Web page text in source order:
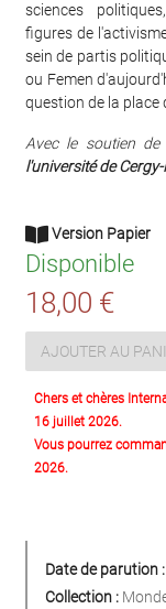
sciences
figures de
sein de partis
ou Femen
question de la place
Avec le soutien de
l'université de
Version Papier
Disponible
18,00 €
AJOUTER AU
Chers et chères
16 juillet 2026.
Vous pourrez
2026.
Date de parution :
Collection :